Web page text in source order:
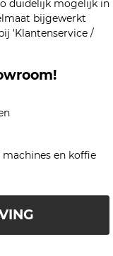
duidelijk mogelijk in
bijgewerkt
'Klantenservice /
machines en koffie